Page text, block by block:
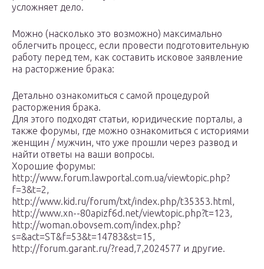
усложняет дело.
Можно (насколько это возможно) максимально
облегчить процесс, если провести подготовительную
работу перед тем, как составить исковое заявление
на расторжение брака:
Детально ознакомиться с самой процедурой
расторжения брака.
Для этого подходят статьи, юридические порталы, а
также форумы, где можно ознакомиться с историями
женщин / мужчин, что уже прошли через развод и
найти ответы на ваши вопросы.
Хорошие форумы:
http://www.forum.lawportal.com.ua/viewtopic.php?
f=3&t=2,
http://www.kid.ru/forum/txt/index.php/t35353.html,
http://www.xn--80apizf6d.net/viewtopic.php?t=123,
http://woman.obovsem.com/index.php?
s=&act=ST&f=53&t=14783&st=15,
http://forum.garant.ru/?read,7,2024577 и другие.